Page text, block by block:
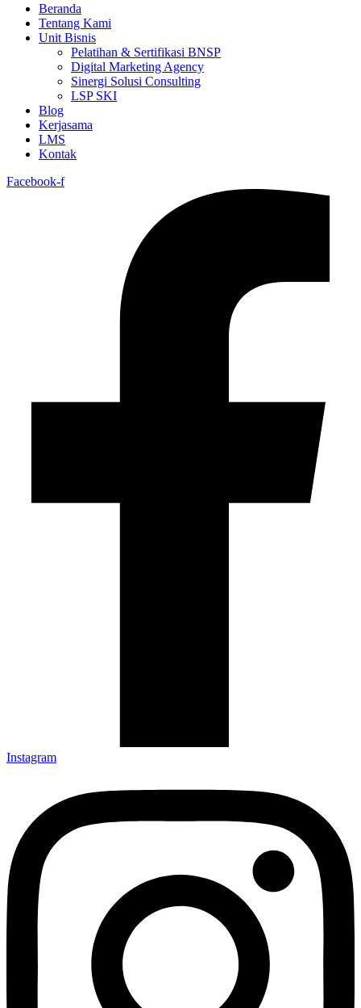
Beranda
Tentang Kami
Unit Bisnis
Pelatihan & Sertifikasi BNSP
Digital Marketing Agency
Sinergi Solusi Consulting
LSP SKI
Blog
Kerjasama
LMS
Kontak
Facebook-f
Instagram